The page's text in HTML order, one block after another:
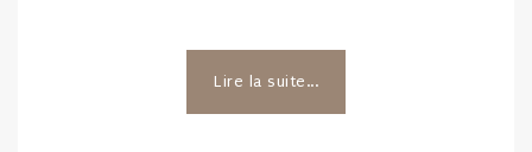
Lire la suite...